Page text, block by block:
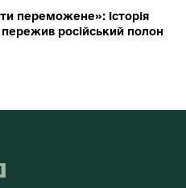
переможене»: історія
російський полон